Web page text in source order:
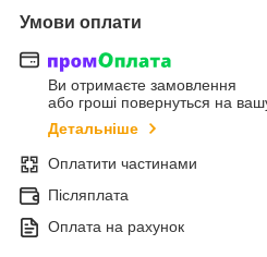
Умови оплати
Ви отримаєте замовлення
або гроші повернуться на
Детальніше
Оплатити частинами
Післяплата
Оплата на рахунок